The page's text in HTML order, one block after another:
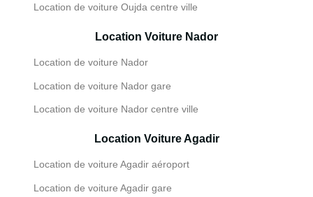
Location de voiture Oujda centre ville
Location Voiture Nador
Location de voiture Nador
Location de voiture Nador gare
Location de voiture Nador centre ville
Location Voiture Agadir
Location de voiture Agadir aéroport
Location de voiture Agadir gare